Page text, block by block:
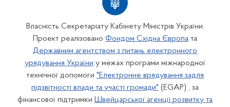
Власність Секретаріату Кабінету Міністрів України.
Проект реалізовано Фондом Східна Європа та
Державним агентством з питань електронного
урядування України у межах програми міжнародної
технічної допомоги "Електронне врядування задля
підзвітності влади та участі громади" (EGAP) , за
фінансової підтримки Швейцарської агенції розвитку та